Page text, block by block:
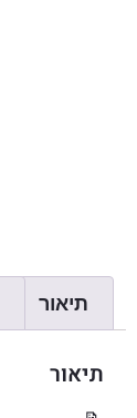
תיאור
תיאור